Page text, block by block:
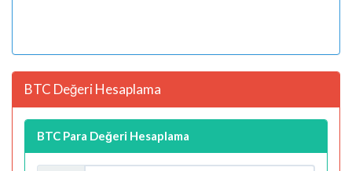
BTC Değeri Hesaplama
BTC Para Değeri Hesaplama